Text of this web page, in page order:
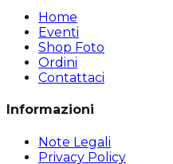
Home
Eventi
Shop Foto
Ordini
Contattaci
Informazioni
Note Legali
Privacy Policy